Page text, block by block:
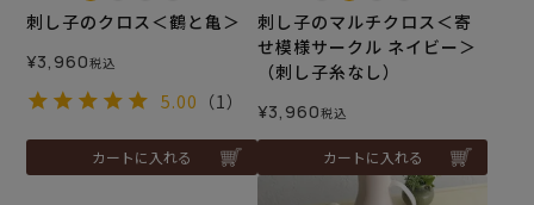
刺し子のクロス＜鶴と亀＞
¥3,960税込
5.00 （1）
カートに入れる
刺し子のマルチクロス＜寄
せ模様サークル ネイビー＞
（刺し子糸なし）
¥3,960税込
カートに入れる